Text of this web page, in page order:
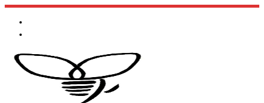
Passer
contenu